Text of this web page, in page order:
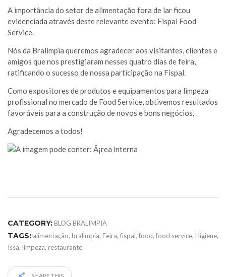
A importância do setor de alimentação fora de lar ficou
evidenciada através deste relevante evento: Fispal Food
Service.
Nós da Bralimpia queremos agradecer aos visitantes, clientes e
amigos que nos prestigiaram nesses quatro dias de feira,
ratificando o sucesso de nossa participação na Fispal.
Como expositores de produtos e equipamentos para limpeza
profissional no mercado de Food Service, obtivemos resultados
favoráveis para a construção de novos e bons negócios.
Agradecemos a todos!
CATEGORY: BLOG BRALIMPIA
TAGS: alimentação, bralimpia, Feira, fispal, food, food service, Higiene,
Issa, limpeza, restaurante